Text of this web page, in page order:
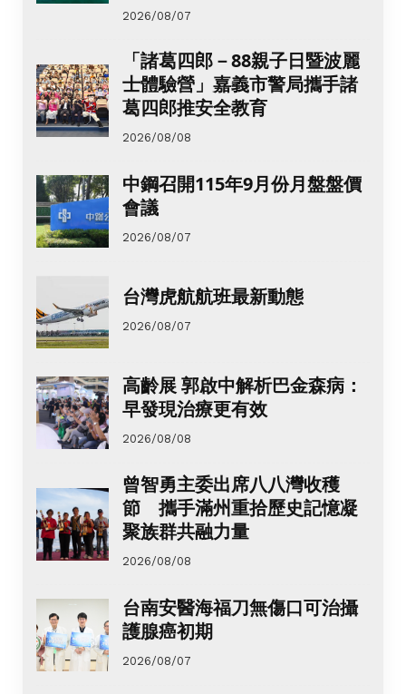
2026/08/07
「諸葛四郎－88親子日暨波麗
士體驗營」嘉義市警局攜手諸
葛四郎推安全教育
2026/08/08
中鋼召開115年9月份月盤盤價
會議
2026/08/07
台灣虎航航班最新動態
2026/08/07
高齡展 郭啟中解析巴金森病：
早發現治療更有效
2026/08/08
曾智勇主委出席八八灣收穫
節 攜手滿州重拾歷史記憶凝
聚族群共融力量
2026/08/08
台南安醫海福刀無傷口可治攝
護腺癌初期
2026/08/07